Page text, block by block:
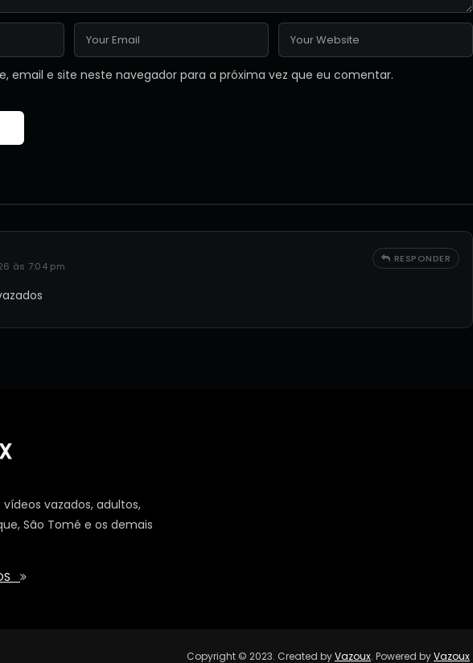
email e site neste navegador para a próxima vez que eu comentar.
às 7:04 pm
RESPONDER
vazados, adultos,
São Tomé e os demais
Copyright © 2023. Created byVazoux. Powered byVazoux